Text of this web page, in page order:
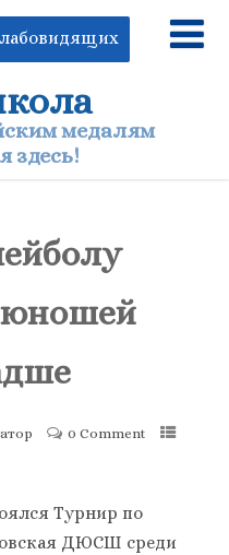
медалям
здесь!
юношей
0 Comment
Турнир по
ДЮСШ среди